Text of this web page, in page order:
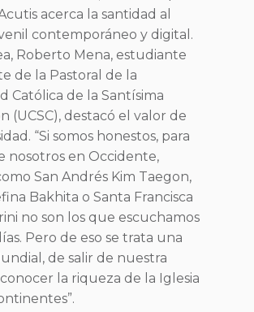
acerca la santidad al
contemporáneo y digital.
Roberto Mena, estudiante
de la Pastoral de la
Católica de la Santísima
(UCSC), destacó el valor de
“Si somos honestos, para
nosotros en Occidente,
San Andrés Kim Taegon,
Bakhita o Santa Francisca
no son los que escuchamos
Pero de eso se trata una
de salir de nuestra
la riqueza de la Iglesia